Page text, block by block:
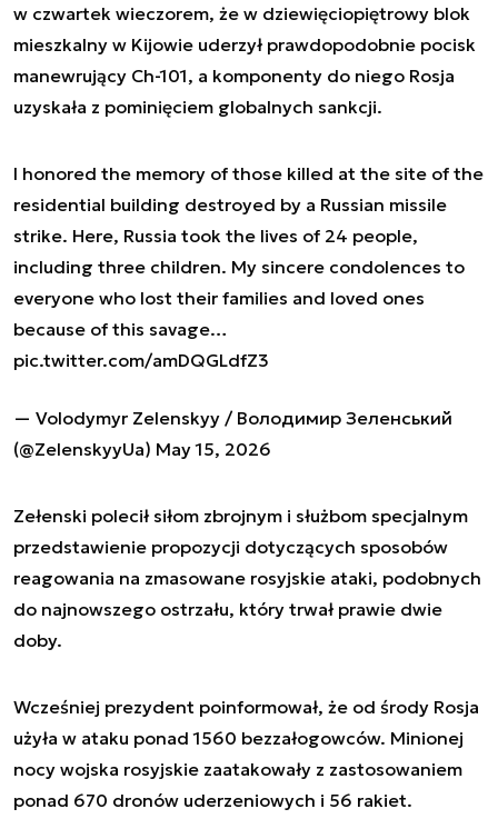
w czwartek wieczorem, że w dziewięciopiętrowy blok
mieszkalny w Kijowie uderzył prawdopodobnie pocisk
manewrujący Ch-101, a komponenty do niego Rosja
uzyskała z pominięciem globalnych sankcji.
I honored the memory of those killed at the site of the
residential building destroyed by a Russian missile
strike. Here, Russia took the lives of 24 people,
including three children. My sincere condolences to
everyone who lost their families and loved ones
because of this savage…
pic.twitter.com/amDQGLdfZ3
— Volodymyr Zelenskyy / Володимир Зеленський
(@ZelenskyyUa) May 15, 2026
Zełenski polecił siłom zbrojnym i służbom specjalnym
przedstawienie propozycji dotyczących sposobów
reagowania na zmasowane rosyjskie ataki, podobnych
do najnowszego ostrzału, który trwał prawie dwie
doby.
Wcześniej prezydent poinformował, że od środy Rosja
użyła w ataku ponad 1560 bezzałogowców. Minionej
nocy wojska rosyjskie zaatakowały z zastosowaniem
ponad 670 dronów uderzeniowych i 56 rakiet.